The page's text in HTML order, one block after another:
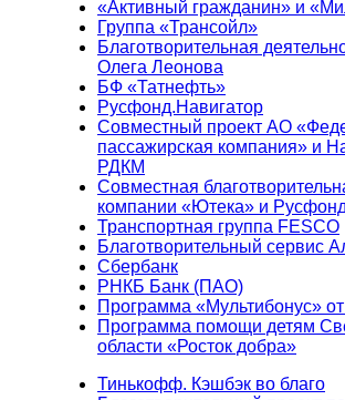
«Активный гражданин» и
Группа «Трансойл»
Благотворительная
Олега Леонова
БФ «Татнефть»
Русфонд.Навигатор
Совместный проект АО
пассажирская компания» и
РДКМ
Совместная
компании «Ютека» и
Транспортная группа FESCO
Благотворительный сервис
Сбербанк
РНКБ Банк (ПАО)
Программа «Мультибонус»
Программа помощи детям
области «Росток добра»
Тинькофф. Кэшбэк во благо